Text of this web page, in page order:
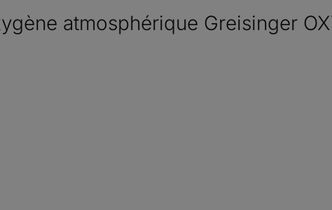
atmosphérique Greisinger